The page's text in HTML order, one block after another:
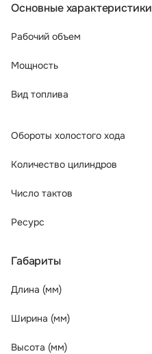
Основные характеристики
Рабочий объем
Мощность
Вид топлива
Обороты холостого хода
Количество цилиндров
Число тактов
Ресурс
Габариты
Длина (мм)
Ширина (мм)
Высота (мм)